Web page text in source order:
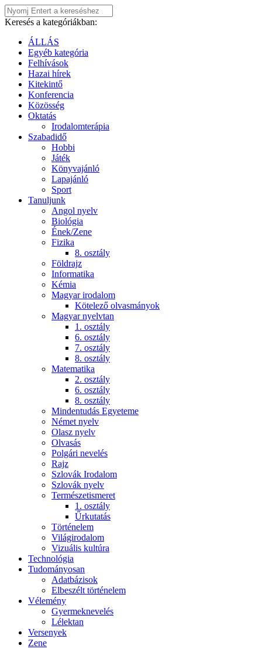
Keresés a kategóriákban:
ÁLLÁS
Egyéb kategória
Felhívások
Hazai hírek
Kitekintő
Konferencia
Közösség
Oktatás
Irodalomterápia
Szabadidő
Hobbi
Játék
Könyvajánló
Lapajánló
Sport
Tanuljunk
Angol nyelv
Biológia
Ének/Zene
Fizika
8. osztály
Földrajz
Informatika
Kémia
Magyar irodalom
Kötelező olvasmányok
Magyar nyelvtan
1. osztály
6. osztály
7. osztály
8. osztály
Matematika
2. osztály
6. osztály
8. osztály
Mindentudás Egyeteme
Német nyelv
Olasz nyelv
Olvasás
Polgári nevelés
Rajz
Szlovák Irodalom
Szlovák nyelv
Természetismeret
1. osztály
Űrkutatás
Történelem
Világirodalom
Vizuális kultúra
Technológia
Tudományosan
Adatbázisok
Elbeszélt történelem
Vélemény
Gyermeknevelés
Lélektan
Versenyek
Zene